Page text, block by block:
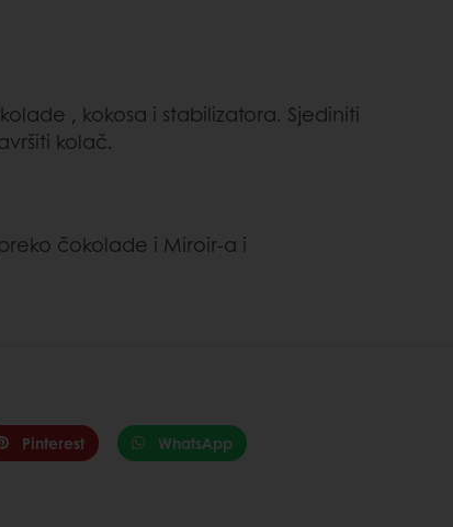
, kokosa i stabilizatora. Sjediniti
kolač.
čokolade i Miroir-a i
Pinterest WhatsApp